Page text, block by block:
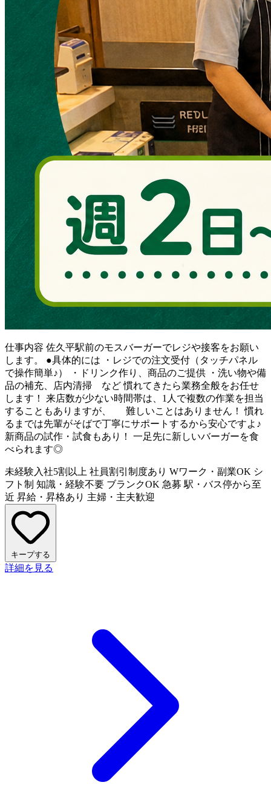
仕事内容 佐久平駅前のモスバーガーでレジや接客をお願い
します。 ●具体的には ・レジでの注文受付（タッチパネル
で操作簡単♪） ・ドリンク作り、商品のご提供 ・洗い物や備
品の補充、店内清掃 など 慣れてきたら業務全般をお任せ
します！ 来店数が少ない時間帯は、1人で複数の作業を担当
することもありますが、 難しいことはありません！ 慣れ
るまでは先輩がそばで丁寧にサポートするから安心ですよ♪
新商品の試作・試食もあり！ 一足先に新しいバーガーを食
べられます◎
未経験入社5割以上 社員割引制度あり Wワーク・副業OK シ
フト制 知識・経験不要 ブランクOK 急募 駅・バス停から至
近 昇給・昇格あり 主婦・主夫歓迎
キープする
詳細を見る